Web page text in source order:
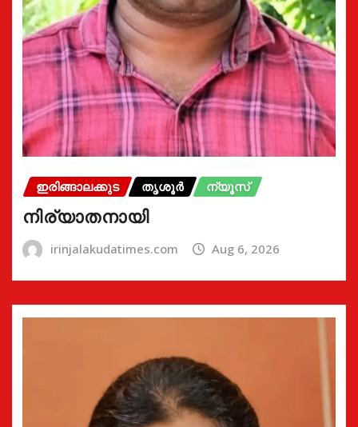
ഇരിങ്ങാലക്കുട തൃശൂർ ന്യൂസ്
നിര്യാതനായി
irinjalakudatimes.com Aug 6, 2026